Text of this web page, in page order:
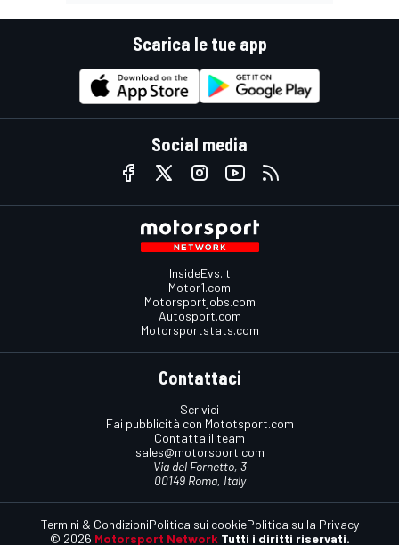
Scarica le tue app
Social media
InsideEvs.it
Motor1.com
Motorsportjobs.com
Autosport.com
Motorsportstats.com
Contattaci
Scrivici
Fai pubblicità con Mototsport.com
Contatta il team
sales@motorsport.com
Via del Fornetto, 3
00149 Roma, Italy
© 2026 Motorsport Network Tutti i diritti riservati.
Termini & CondizioniPolitica sui cookiePolitica sulla Privacy